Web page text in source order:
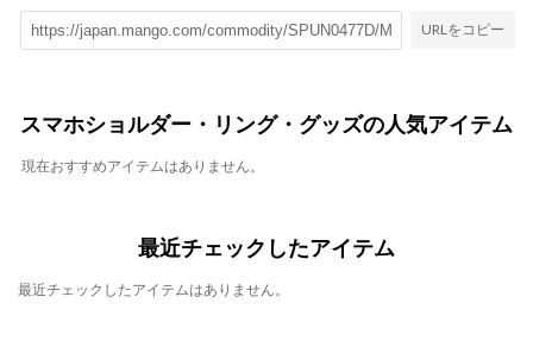
URLをコピー
スマホショルダー・リング・グッズの人気アイテム
現在おすすめアイテムはありません。
最近チェックしたアイテム
最近チェックしたアイテムはありません。